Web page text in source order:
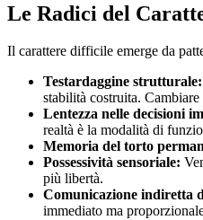
Le Radici del
Il carattere difficile emerge da
Testardaggine strutturale:
stabilità costruita.
Lentezza nelle decisioni
realtà è la modalità di
Memoria del torto
Possessività sensoriale:
più libertà.
Comunicazione indiretta
immediato ma